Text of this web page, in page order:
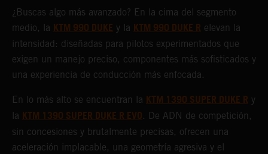
¿Buscas algo más avanzado? En la cima del segmento
medio, la KTM 990 DUKE y la KTM 990 DUKE R elevan la
intensidad: diseñadas para pilotos experimentados que
exigen un manejo preciso, componentes más sofisticados y
una experiencia de conducción más enfocada.
En lo más alto se encuentran la KTM 1390 SUPER DUKE R y
la KTM 1390 SUPER DUKE R EVO. De ADN de competición,
sin concesiones y brutalmente precisas, ofrecen una
aceleración implacable, una geometría agresiva y el